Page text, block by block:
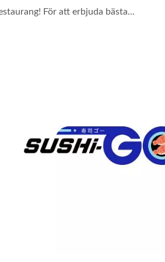
För att erbjuda bästa...